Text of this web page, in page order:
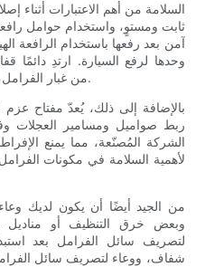
السلامة من أهم الاعتبارات
ثابت ومستوٍ، واستخدام حوامل
آمن بعد رفعها باستخدام الرافعة
وحدها لرفع السيارة. ارتدِ دائمًا
من غبار الفرامل، الذي قد يحتوي على جزيئات ضارة.
بالإضافة إلى ذلك، يُعدّ مفتاح عزم
ربط صواميل ومسامير العجلات
الشركة المُصنّعة، مما يمنع
لأهمية السلامة في مكونات
من الجيد أيضًا أن يكون لديك
وبعض خرق التنظيف أو
لتصريف سائل الفرامل بعد
شفاف، ووعاء لتصريف سائل